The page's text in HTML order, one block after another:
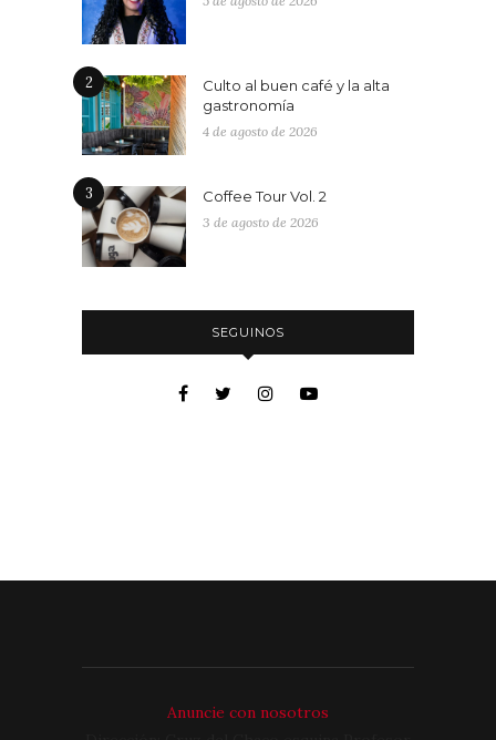
2
Culto al buen café y la alta
gastronomía
4 de agosto de 2026
3 Coffee Tour Vol. 2
3 de agosto de 2026
SEGUINOS
Anuncie con nosotros